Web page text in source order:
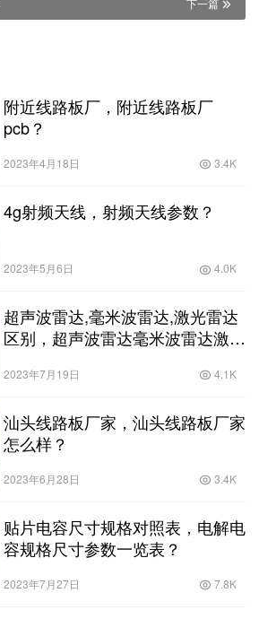
下一篇
附近线路板厂，附近线路板厂
pcb？
2023年4月18日 3.4K
4g射频天线，射频天线参数？
2023年5月6日 4.0K
超声波雷达,毫米波雷达,激光雷达
区别，超声波雷达毫米波雷达激光
2023年7月19日 4.1K
汕头线路板厂家，汕头线路板厂家
怎么样？
2023年6月28日 3.4K
贴片电容尺寸规格对照表，电解电
容规格尺寸参数一览表？
2023年7月27日 7.8K